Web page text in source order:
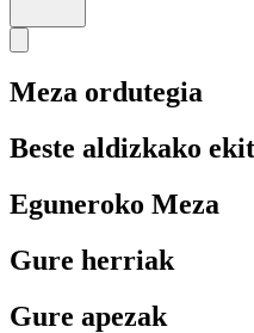
Meza ordutegia
Beste aldizkako
Eguneroko Meza
Gure herriak
Gure apezak